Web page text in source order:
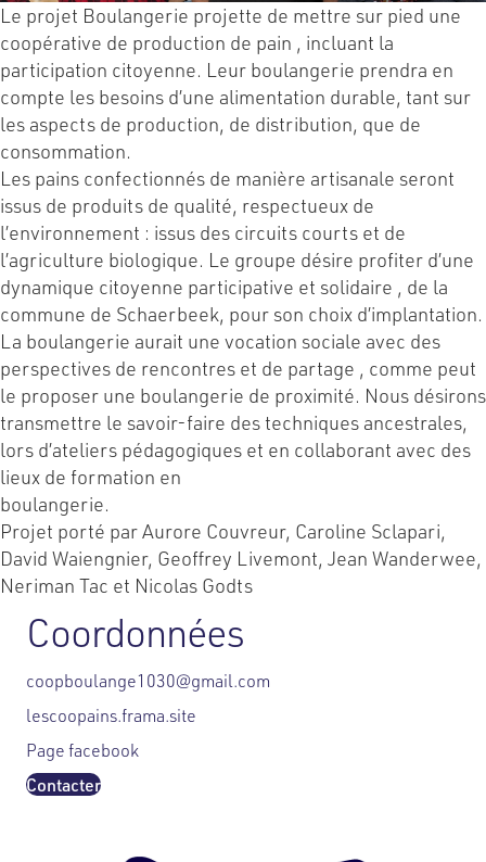
Le projet Boulangerie projette de mettre sur pied une
coopérative de production de pain , incluant la
participation citoyenne. Leur boulangerie prendra en
compte les besoins d’une alimentation durable, tant sur
les aspects de production, de distribution, que de
consommation.
Les pains confectionnés de manière artisanale seront
issus de produits de qualité, respectueux de
l’environnement : issus des circuits courts et de
l’agriculture biologique. Le groupe désire profiter d’une
dynamique citoyenne participative et solidaire , de la
commune de Schaerbeek, pour son choix d’implantation.
La boulangerie aurait une vocation sociale avec des
perspectives de rencontres et de partage , comme peut
le proposer une boulangerie de proximité. Nous désirons
transmettre le savoir-faire des techniques ancestrales,
lors d’ateliers pédagogiques et en collaborant avec des
lieux de formation en
boulangerie.
Projet porté par Aurore Couvreur, Caroline Sclapari,
David Waiengnier, Geoffrey Livemont, Jean Wanderwee,
Neriman Tac et Nicolas Godts
Coordonnées
coopboulange1030@gmail.com
lescoopains.frama.site
Page facebook
Contacter